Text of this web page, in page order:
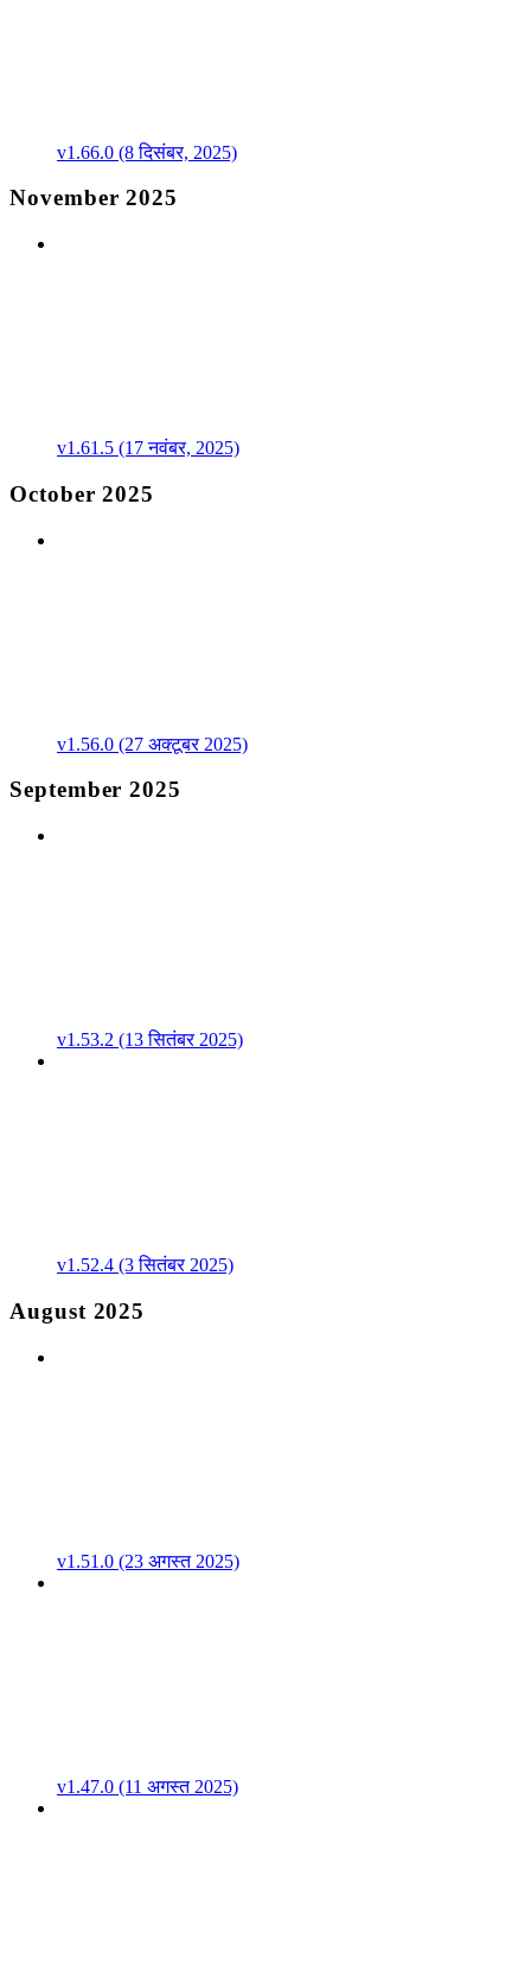
v1.66.0 (8 दिसंबर, 2025)
November 2025
v1.61.5 (17 नवंबर, 2025)
October 2025
v1.56.0 (27 अक्टूबर 2025)
September 2025
v1.53.2 (13 सितंबर 2025)
v1.52.4 (3 सितंबर 2025)
August 2025
v1.51.0 (23 अगस्त 2025)
v1.47.0 (11 अगस्त 2025)